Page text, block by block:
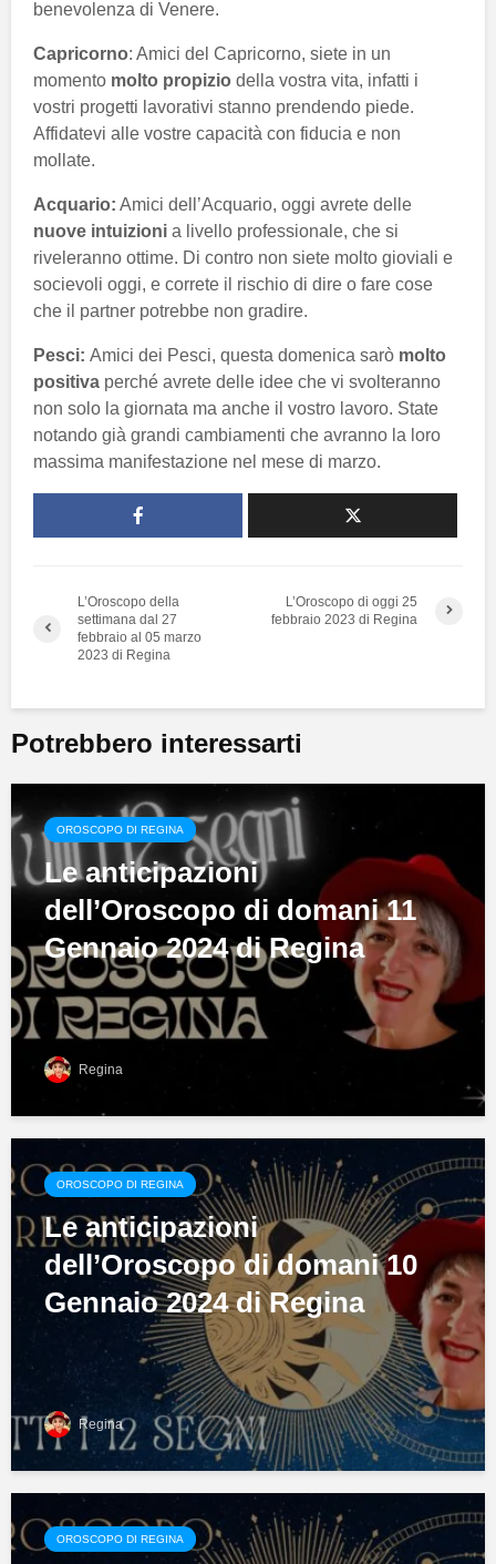
benevolenza di Venere.
Capricorno: Amici del Capricorno, siete in un
momento molto propizio della vostra vita, infatti i
vostri progetti lavorativi stanno prendendo piede.
Affidatevi alle vostre capacità con fiducia e non
mollate.
Acquario: Amici dell’Acquario, oggi avrete delle
nuove intuizioni a livello professionale, che si
riveleranno ottime. Di contro non siete molto gioviali e
socievoli oggi, e correte il rischio di dire o fare cose
che il partner potrebbe non gradire.
Pesci: Amici dei Pesci, questa domenica sarò molto
positiva perché avrete delle idee che vi svolteranno
non solo la giornata ma anche il vostro lavoro. State
notando già grandi cambiamenti che avranno la loro
massima manifestazione nel mese di marzo.
L’Oroscopo della
settimana dal 27
febbraio al 05 marzo
2023 di Regina
L’Oroscopo di oggi 25
febbraio 2023 di Regina
Potrebbero interessarti
OROSCOPO DI REGINA
Le anticipazioni
dell’Oroscopo di domani 11
Gennaio 2024 di Regina
Regina
OROSCOPO DI REGINA
Le anticipazioni
dell’Oroscopo di domani 10
Gennaio 2024 di Regina
Regina
OROSCOPO DI REGINA